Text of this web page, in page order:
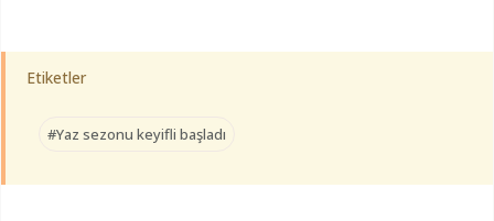
Etiketler
#Yaz sezonu keyifli başladı